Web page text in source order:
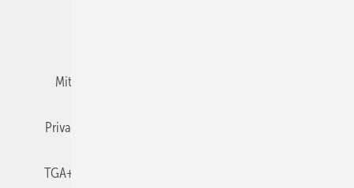
Mitgliedschaften und Engagement
Privacy Manager
TGA+E-WissensCheck